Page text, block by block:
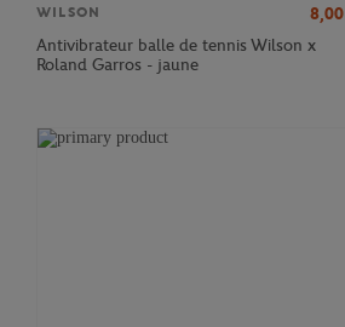
WILSON 8,00
Antivibrateur balle de tennis Wilson x
Roland Garros - jaune